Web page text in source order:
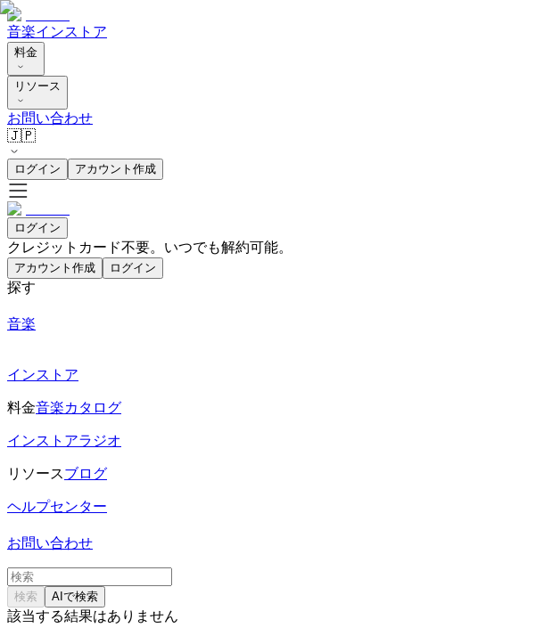
音楽インストア
料金
リソース
お問い合わせ
🇯🇵
ログイン アカウント作成
ログイン
クレジットカード不要。いつでも解約可能。
アカウント作成 ログイン
探す
音楽
インストア
料金音楽カタログ
インストアラジオ
リソースブログ
ヘルプセンター
お問い合わせ
検索 AIで検索
該当する結果はありません